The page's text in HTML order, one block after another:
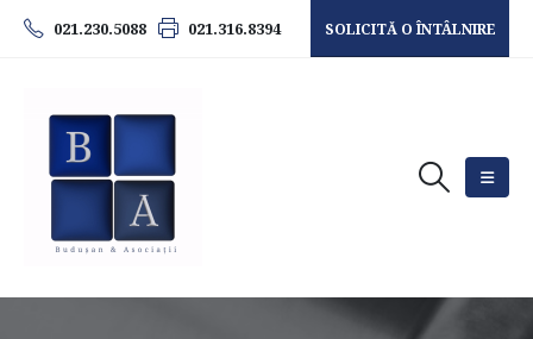
021.230.5088 021.316.8394 SOLICITĂ O ÎNTÂLNIRE